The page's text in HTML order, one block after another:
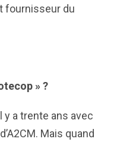
fournisseur du
» ?
y a trente ans avec
Mais quand